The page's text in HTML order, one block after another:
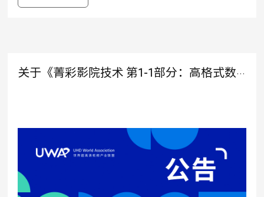
关于《菁彩影院技术 第1-1部分：高格式数字电影摄影机技术规范》1项团体标准立项及征集起草单位的公告